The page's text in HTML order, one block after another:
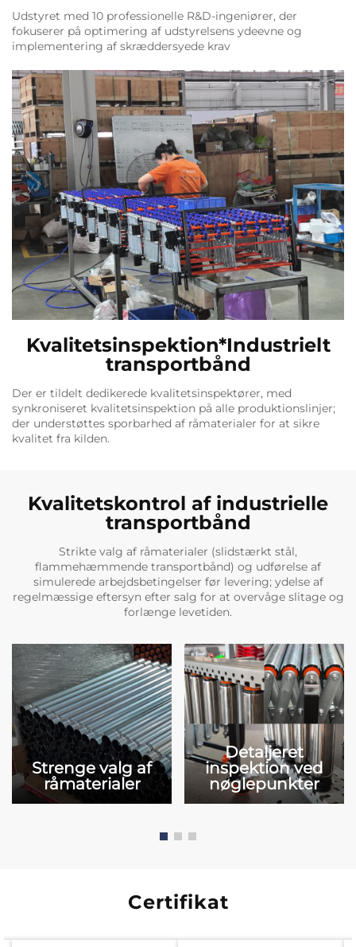
Udstyret med 10 professionelle R&D-ingeniører, der
fokuserer på optimering af udstyrelsens ydeevne og
implementering af skræddersyede krav
Kvalitetsinspektion*Industrielt
transportbånd
Der er tildelt dedikerede kvalitetsinspektører, med
synkroniseret kvalitetsinspektion på alle produktionslinjer;
der understøttes sporbarhed af råmaterialer for at sikre
kvalitet fra kilden.
Kvalitetskontrol af industrielle
transportbånd
Strikte valg af råmaterialer (slidstærkt stål,
flammehæmmende transportbånd) og udførelse af
simulerede arbejdsbetingelser før levering; ydelse af
regelmæssige eftersyn efter salg for at overvåge slitage og
forlænge levetiden.
Strenge valg af
råmaterialer
Detaljeret
inspektion ved
nøglepunkter
Certifikat